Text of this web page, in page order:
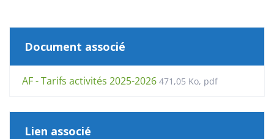
Document associé
AF - Tarifs activités 2025-2026 471,05 Ko, pdf
Lien associé